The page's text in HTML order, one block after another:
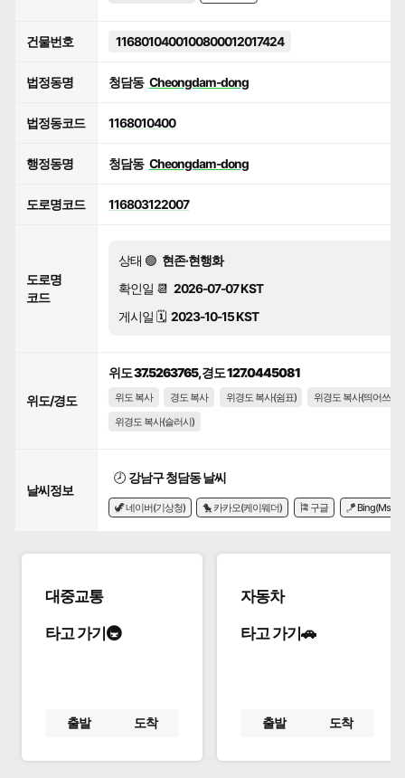
건물번호 1168010400100800012017424
법정동명 청담동 Cheongdam-dong
법정동코드 1168010400
행정동명 청담동 Cheongdam-dong
도로명코드 116803122007
도로명
코드
상태 🟢 현존·현행화
확인일 📆 2026-07-07 KST
게시일 🗓️ 2023-10-15 KST
위도/경도
위도 37.5263765, 경도 127.0445081
위도 복사 경도 복사 위경도 복사(쉼표)
위경도 복사(띄어쓰기)
위경도 복사(슬러시)
날씨정보
🕗 강남구 청담동 날씨
🦖 네이버(기상청) 🐤 카카오(케이웨더) 🎏 구글 🪁 Bing(Msn)
대중교통
타고 가기🚇
출발 도착
자동차
타고 가기🚗
출발 도착